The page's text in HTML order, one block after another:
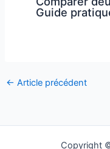
Guide
← Article précédent
Copyright